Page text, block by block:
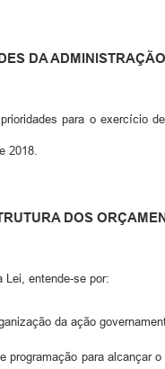
DA
para o exercício
2018.
DOS
Lei, entende-se por:
da ação
programação para